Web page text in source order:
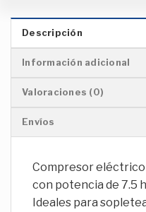
Descripción
Información adicional
Valoraciones (0)
Envíos
Compresor eléctrico
con potencia de 7.5
Ideales para